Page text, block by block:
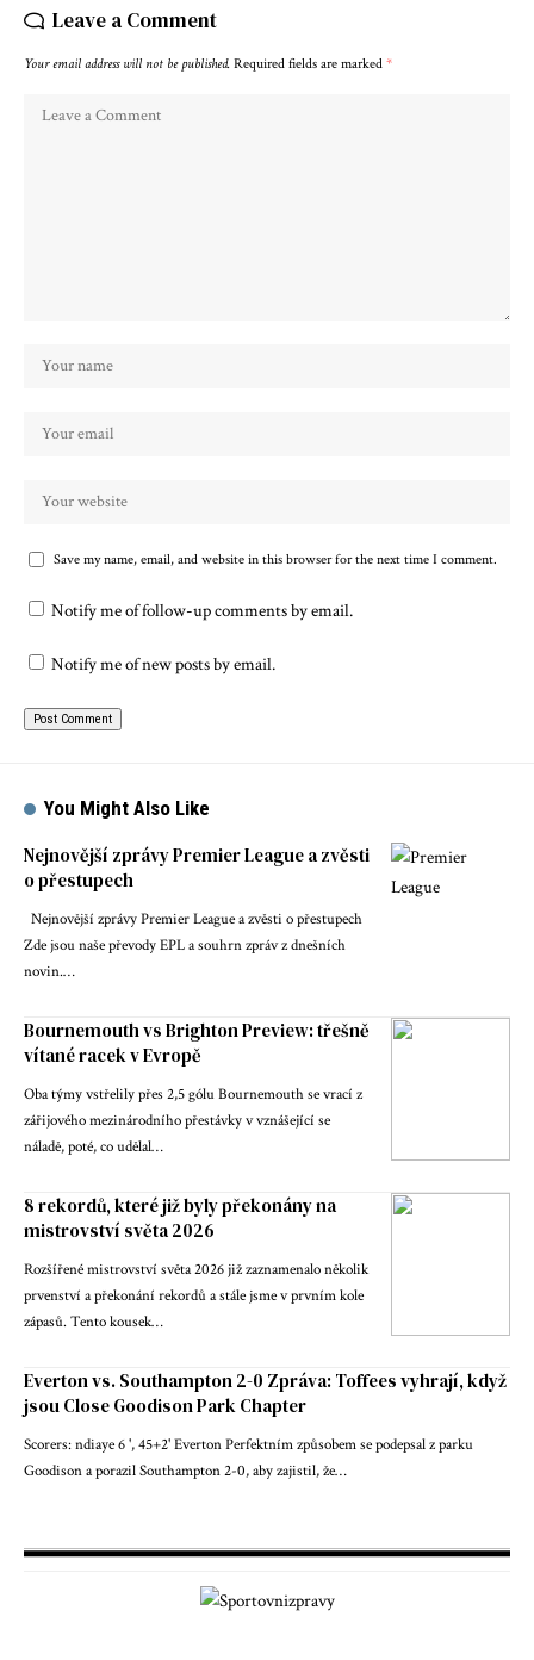
Leave a Comment
Your email address will not be published. Required fields are marked *
Save my name, email, and website in this browser for the next time I comment.
Notify me of follow-up comments by email.
Notify me of new posts by email.
You Might Also Like
Nejnovější zprávy Premier League a zvěsti
o přestupech
Nejnovější zprávy Premier League a zvěsti o přestupech
Zde jsou naše převody EPL a souhrn zpráv z dnešních
novin.…
Bournemouth vs Brighton Preview: třešně
vítané racek v Evropě
Oba týmy vstřelily přes 2,5 gólu Bournemouth se vrací z
zářijového mezinárodního přestávky v vznášející se
náladě, poté, co udělal…
8 rekordů, které již byly překonány na
mistrovství světa 2026
Rozšířené mistrovství světa 2026 již zaznamenalo několik
prvenství a překonání rekordů a stále jsme v prvním kole
zápasů. Tento kousek…
Everton vs. Southampton 2-0 Zpráva: Toffees vyhrají, když
jsou Close Goodison Park Chapter
Scorers: ndiaye 6 ', 45+2' Everton Perfektním způsobem se podepsal z parku
Goodison a porazil Southampton 2-0, aby zajistil, že…